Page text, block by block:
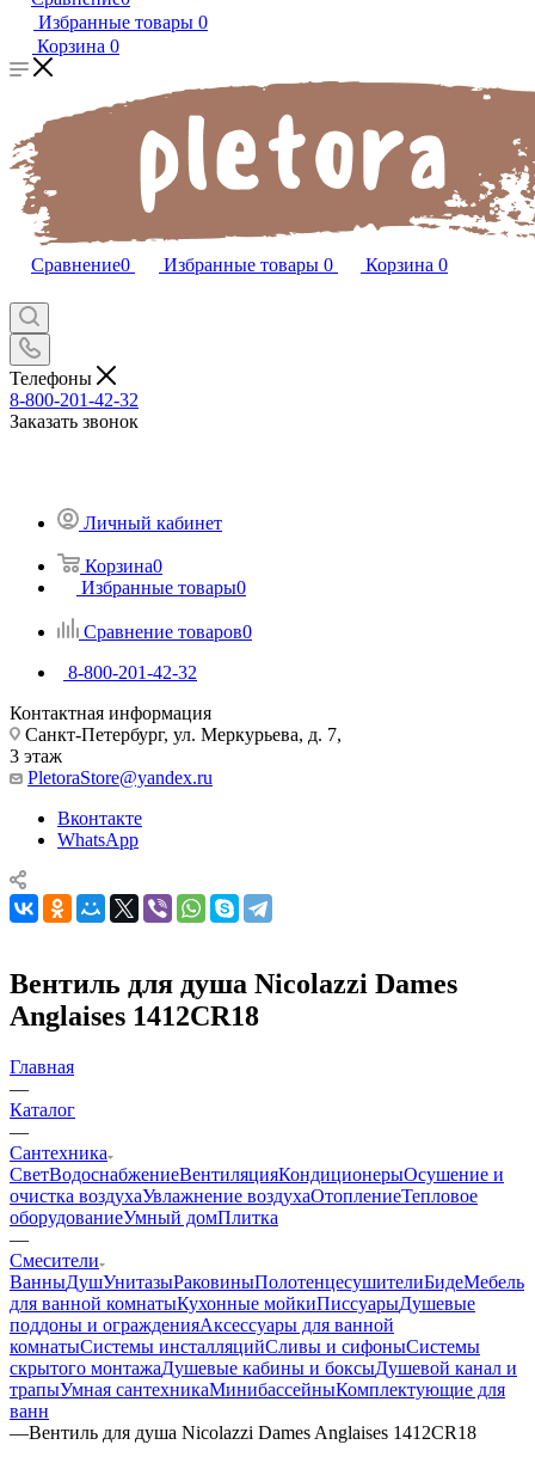
Избранные товары 0
Корзина 0
Сравнение0 Избранные товары 0 Корзина 0
Телефоны
8-800-201-42-32
Заказать звонок
Личный кабинет
Корзина0
Избранные товары0
Сравнение товаров0
8-800-201-42-32
Контактная информация
Санкт-Петербург, ул. Меркурьева, д. 7,
3 этаж
PletoraStore@yandex.ru
Вконтакте
WhatsApp
Вентиль для душа Nicolazzi Dames
Anglaises 1412CR18
Главная
—
Каталог
—
Сантехника
СветВодоснабжениеВентиляцияКондиционерыОсушение и
очистка воздухаУвлажнение воздухаОтоплениеТепловое
оборудованиеУмный домПлитка
—
Смесители
ВанныДушУнитазыРаковиныПолотенцесушителиБидеМебель
для ванной комнатыКухонные мойкиПиссуарыДушевые
поддоны и огражденияАксессуары для ванной
комнатыСистемы инсталляцийСливы и сифоныСистемы
скрытого монтажаДушевые кабины и боксыДушевой канал и
трапыУмная сантехникаМинибассейныКомплектующие для
ванн
—Вентиль для душа Nicolazzi Dames Anglaises 1412CR18